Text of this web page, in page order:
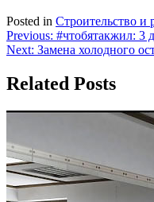
Posted in Строительство и
Навигация
по
записям
Previous: #чтобятакжил: 3
Next: Замена холодного
Related Posts